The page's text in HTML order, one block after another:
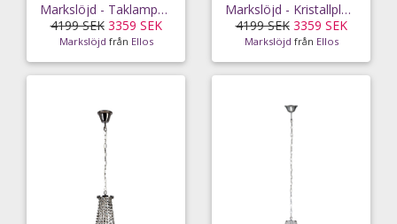
Markslöjd - Taklampa ROSENDAL - Guld
4199 SEK 3359 SEK
Markslöjd från Ellos
Markslöjd - Kristallplafond - Silver
4199 SEK 3359 SEK
Markslöjd från Ellos